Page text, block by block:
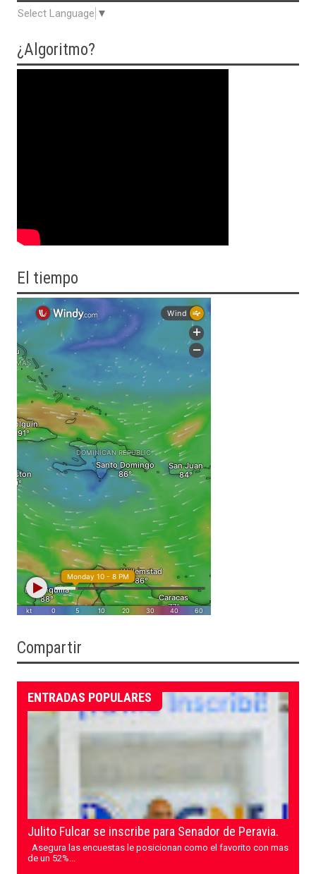
Select Language ▼
¿Algoritmo?
El tiempo
Compartir
ENTRADAS POPULARES
Julito Fulcar se inscribe para Senador de Peravia.
Asegura las encuestas le posicionan como el favorito con mas
de un 52%...